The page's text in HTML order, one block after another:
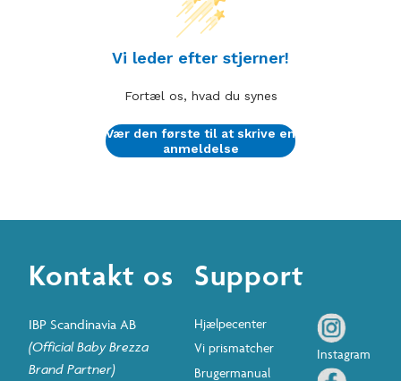
Vi leder efter stjerner!
Fortæl os, hvad du synes
Vær den første til at skrive en
anmeldelse
Kontakt os
IBP Scandinavia AB
(Official Baby Brezza
Brand Partner)
Support
Hjælpecenter
Vi prismatcher
Brugermanual
Instagram